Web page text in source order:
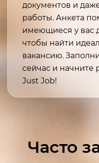
документов и
работы. Анкета
имеющиеся у вас
чтобы найти
вакансию.
сейчас и начните
Just Job!
Часто